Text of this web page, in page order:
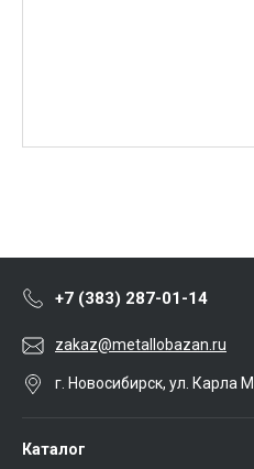
+7 (383) 287-01-14
zakaz@metallobazan.ru
г. Новосибирск, ул. Карла
Каталог